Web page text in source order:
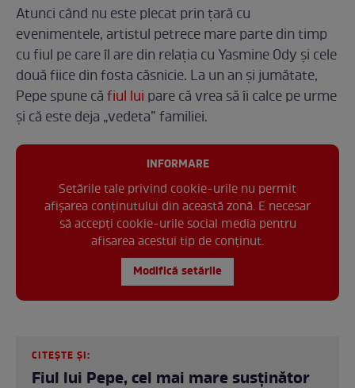
Atunci când nu este plecat prin țară cu
evenimentele, artistul petrece mare parte din timp
cu fiul pe care îl are din relația cu Yasmine Ody și cele
două fiice din fosta căsnicie. La un an și jumătate,
Pepe spune căfiul lui pare că vrea să îi calce pe urme
și că este deja „vedeta” familiei.
INFORMARE
Setările tale privind cookie-urile nu permit
afișarea conținutului din această zonă. E necesar
să accepți cookie-urile social media pentru
afisarea acestui tip de conținut.
Modifică setările
CITEȘTE ȘI:
Fiul lui Pepe, cel mai mare susținător